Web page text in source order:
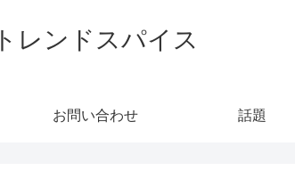
トレンドスパイス
お問い合わせ 話題